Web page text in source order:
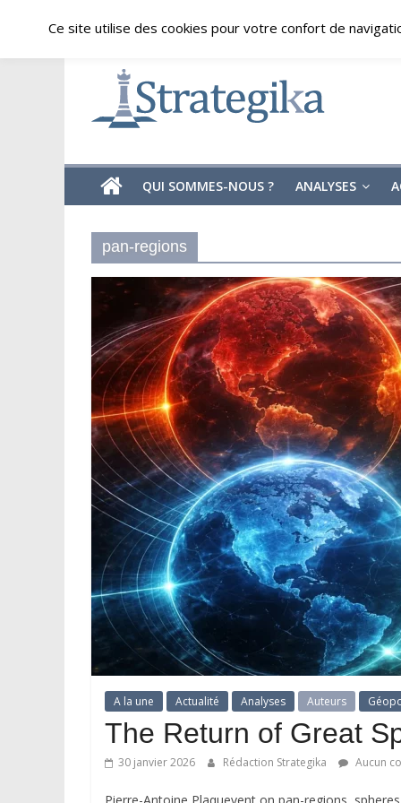
content
samedi, août 8, 2026
Strategika
Expertise
Analyses
géostratégiques
QUI SOMMES-NOUS ? ANALYSES
pan-regions
A la une Actualité Analyses Auteurs
The Return of Great
30 janvier 2026 Rédaction Strategika Aucun
Ce site utilise des cookies pour votre confort de